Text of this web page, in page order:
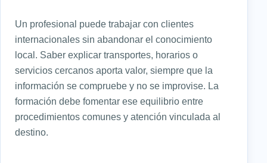
Un profesional puede trabajar con clientes
internacionales sin abandonar el conocimiento
local. Saber explicar transportes, horarios o
servicios cercanos aporta valor, siempre que la
información se compruebe y no se improvise. La
formación debe fomentar ese equilibrio entre
procedimientos comunes y atención vinculada al
destino.